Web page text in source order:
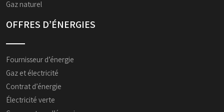
Gaz naturel
OFFRES D’ÉNERGIES
Fournisseur d’énergie
Gaz et électricité
Contrat d’énergie
Électricité verte